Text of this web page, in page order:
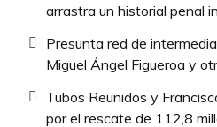
arrastra un historial penal
Presunta red de
Miguel Ángel Figueroa y
Tubos Reunidos y
por el rescate de 112,8